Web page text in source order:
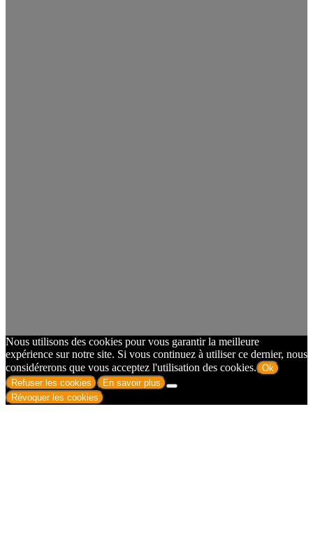
Nous utilisons des cookies pour vous garantir la meilleure
expérience sur notre site. Si vous continuez à utiliser ce dernier, nous
considérerons que vous acceptez l'utilisation des cookies. Ok
Refuser les cookies
En savoir plus
Révoquer les cookies